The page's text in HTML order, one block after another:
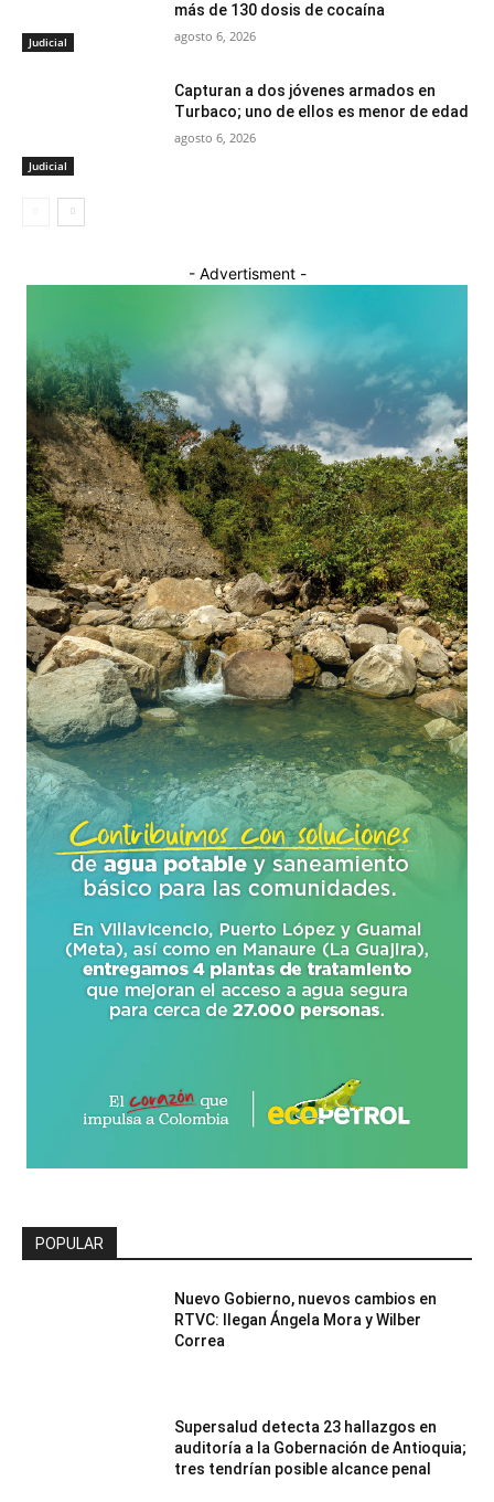
Judicial
más de 130 dosis de cocaína
agosto 6, 2026
Judicial
Capturan a dos jóvenes armados en
Turbaco; uno de ellos es menor de edad
agosto 6, 2026
- Advertisment -
POPULAR
Nuevo Gobierno, nuevos cambios en
RTVC: llegan Ángela Mora y Wilber
Correa
Supersalud detecta 23 hallazgos en
auditoría a la Gobernación de Antioquia;
tres tendrían posible alcance penal